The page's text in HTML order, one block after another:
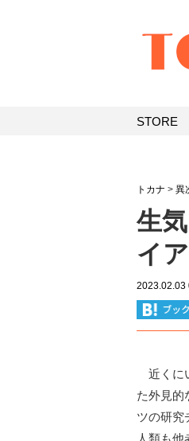
トカナ > 異
生
イ
2023.02.03
近くに
た外見的
ツの研究
人類も
STORE